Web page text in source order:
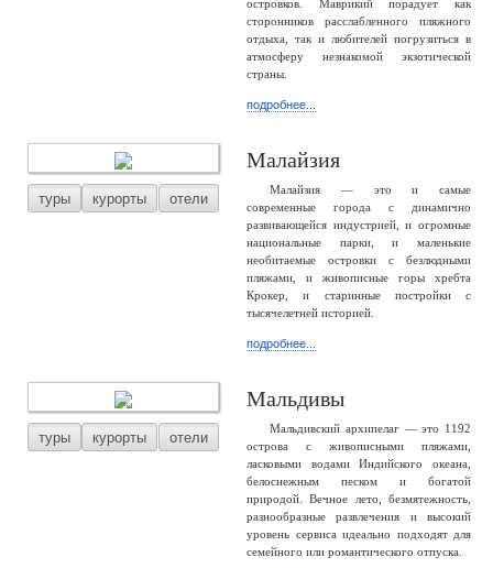
островков. Маврикий порадует как
сторонников расслабленного пляжного
отдыха, так и любителей погрузиться в
атмосферу незнакомой экзотической
страны.
подробнее...
туры курорты отели
Малайзия
Малайзия — это и самые
современные города с динамично
развивающейся индустрией, и огромные
национальные парки, и маленькие
необитаемые островки с безлюдными
пляжами, и живописные горы хребта
Крокер, и старинные постройки с
тысячелетней историей.
подробнее...
туры курорты отели
Мальдивы
Мальдивский архипелаг — это 1192
острова с живописными пляжами,
ласковыми водами Индийского океана,
белоснежным песком и богатой
природой. Вечное лето, безмятежность,
разнообразные развлечения и высокий
уровень сервиса идеально подходят для
семейного или романтического отпуска.